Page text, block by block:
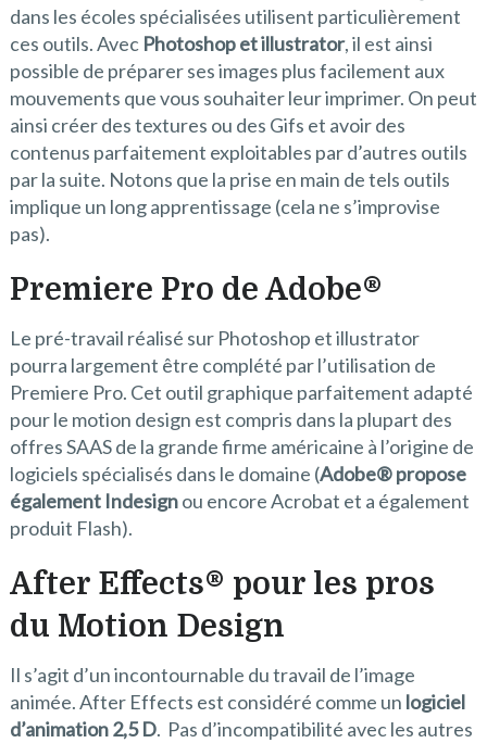
dans les écoles spécialisées utilisent particulièrement
ces outils. Avec Photoshop et illustrator, il est ainsi
possible de préparer ses images plus facilement aux
mouvements que vous souhaiter leur imprimer. On peut
ainsi créer des textures ou des Gifs et avoir des
contenus parfaitement exploitables par d’autres outils
par la suite. Notons que la prise en main de tels outils
implique un long apprentissage (cela ne s’improvise
pas).
Premiere Pro de Adobe®
Le pré-travail réalisé sur Photoshop et illustrator
pourra largement être complété par l’utilisation de
Premiere Pro. Cet outil graphique parfaitement adapté
pour le motion design est compris dans la plupart des
offres SAAS de la grande firme américaine à l’origine de
logiciels spécialisés dans le domaine (Adobe®propose
également Indesignou encore Acrobat et a également
produit Flash).
After Effects® pour les pros
du Motion Design
Il s’agit d’un incontournable du travail de l’image
animée. After Effects est considéré comme un logiciel
d’animation 2,5 D. Pas d’incompatibilité avec les autres